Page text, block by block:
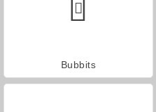
Bubbits